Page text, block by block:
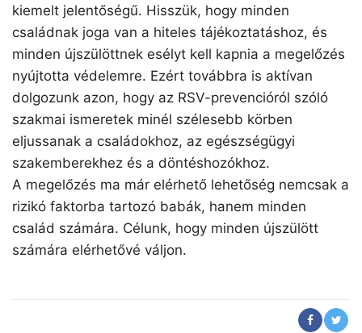
kiemelt jelentőségű. Hisszük, hogy minden
családnak joga van a hiteles tájékoztatáshoz, és
minden újszülöttnek esélyt kell kapnia a megelőzés
nyújtotta védelemre. Ezért továbbra is aktívan
dolgozunk azon, hogy az RSV-prevencióról szóló
szakmai ismeretek minél szélesebb körben
eljussanak a családokhoz, az egészségügyi
szakemberekhez és a döntéshozókhoz.
A megelőzés ma már elérhető lehetőség nemcsak a
rizikó faktorba tartozó babák, hanem minden
család számára. Célunk, hogy minden újszülött
számára elérhetővé váljon.